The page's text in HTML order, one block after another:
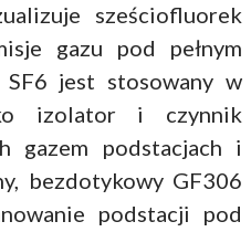
sześciofluorek
gazu pod pełnym
SF6 jest stosowany w
izolator i czynnik
gazem podstacjach i
bezdotykowy GF306
podstacji pod